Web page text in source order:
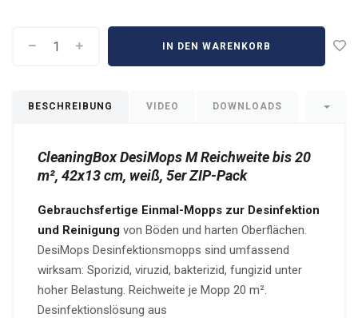
IN DEN WARENKORB
BESCHREIBUNG VIDEO DOWNLOADS
CleaningBox DesiMops M Reichweite bis 20
m², 42x13 cm, weiß, 5er ZIP-Pack
Gebrauchsfertige Einmal-Mopps zur Desinfektion
und Reinigung von Böden und harten Oberflächen.
DesiMops Desinfektionsmopps sind umfassend
wirksam: Sporizid, viruzid, bakterizid, fungizid unter
hoher Belastung. Reichweite je Mopp 20 m².
Desinfektionslösung aus